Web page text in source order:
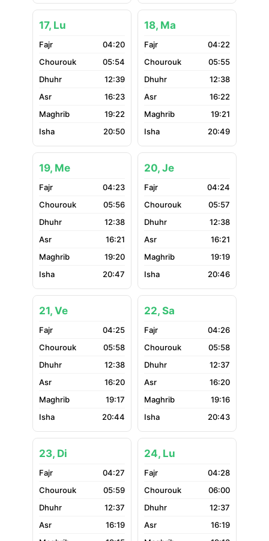
17, Lu
04:20
05:54
12:39
16:23
19:22
20:50
18, Ma
04:22
05:55
12:38
16:22
19:21
20:49
19, Me
04:23
05:56
12:38
16:21
19:20
20:47
20, Je
04:24
05:57
12:38
16:21
19:19
20:46
21, Ve
04:25
05:58
12:38
16:20
19:17
20:44
22, Sa
04:26
05:58
12:37
16:20
19:16
20:43
23, Di
04:27
05:59
12:37
16:19
24, Lu
04:28
06:00
12:37
16:19